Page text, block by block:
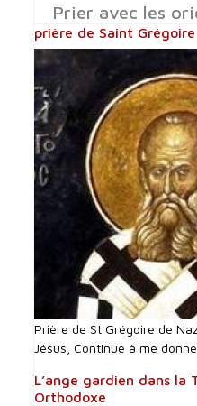
Prier avec les
prière de Saint
Prière de St Grégoire de
Jésus, Continue à me
L’ange gardien dans la
Orthodoxe